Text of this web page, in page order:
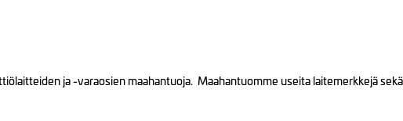
ja -varaosien maahantuoja. Maahantuomme useita laitemerkkejä